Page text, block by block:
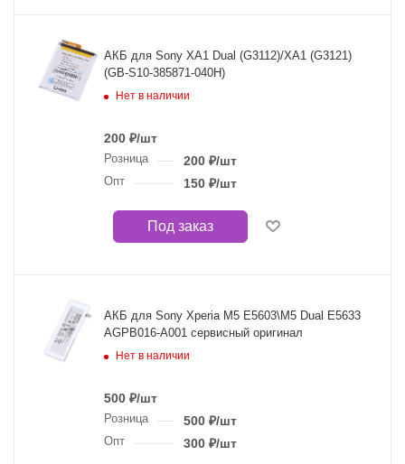
АКБ для Sony XA1 Dual (G3112)/XA1 (G3121)
(GB-S10-385871-040H)
Нет в наличии
200 ₽/шт
Розница 200₽/шт
Опт 150₽/шт
Под заказ
АКБ для Sony Xperia M5 E5603\M5 Dual E5633
AGPB016-A001 сервисный оригинал
Нет в наличии
500 ₽/шт
Розница 500₽/шт
Опт 300₽/шт